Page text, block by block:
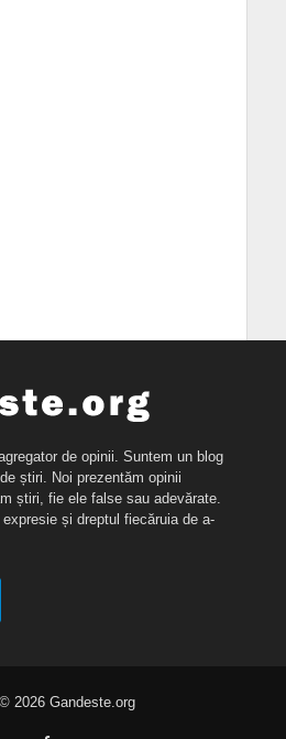
de opinii. Suntem un blog
știri. Noi prezentăm opinii
știri, fie ele false sau adevărate.
și dreptul fiecăruia de a-
2026 Gandeste.org